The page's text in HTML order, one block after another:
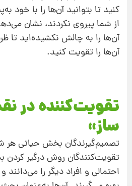
کنید تا بتوانید آن‌ها را با خود
از شما پیروی نکردند،‌ نشان
آن‌ها را به چالش نکشیده‌اید تا
آن‌ها را تقویت کنید.
تقویت‌کننده در
ساز»
تصمیم‌گیرندگان بخش حیاتی هر
تقویت‌کنندگان روش درگیر کردن
احتمالی و افراد دیگر را